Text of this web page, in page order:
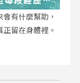
有什麼幫助，
留在身體裡。